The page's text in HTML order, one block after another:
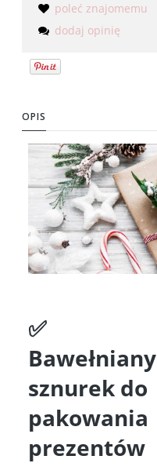
poleć znajomemu
dodaj opinię
OPIS
✅
Bawełniany
sznurek do
pakowania
prezentów